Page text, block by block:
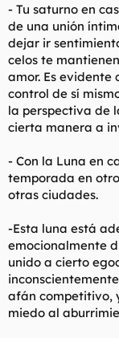
- Tu saturno en
de una unión
dejar ir
celos te
amor. Es
control de sí
la perspectiva de
cierta manera a
- Con la Luna en
temporada en
otras ciudades.
-Esta luna está
emocionalmente
unido a cierto
afán competitivo,
miedo al